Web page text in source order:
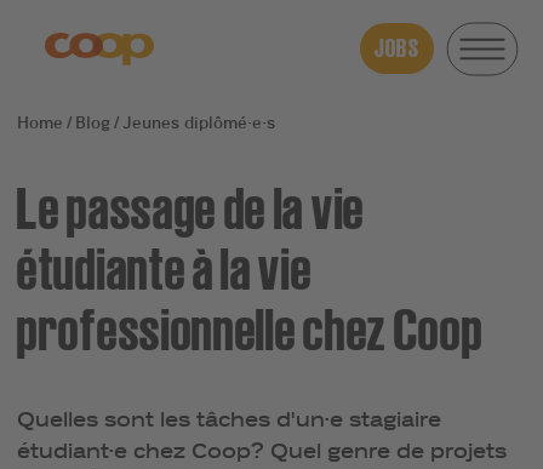
JOBS
Blog Jeunes diplômé·e·s
Le passage de la vie
étudiante à la vie
professionnelle chez Coop
Quelles sont les tâches d'un·e stagiaire
étudiant·e chez Coop? Quel genre de projets